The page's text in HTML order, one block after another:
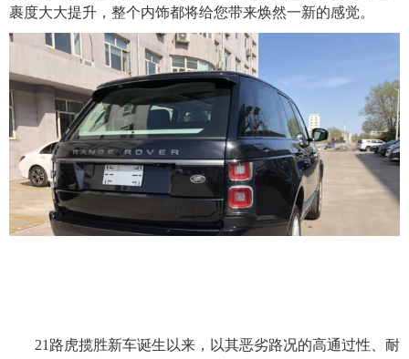
裹度大大提升，整个内饰都将给您带来焕然一新的感觉。
21路虎揽胜新车诞生以来，以其恶劣路况的高通过性、耐